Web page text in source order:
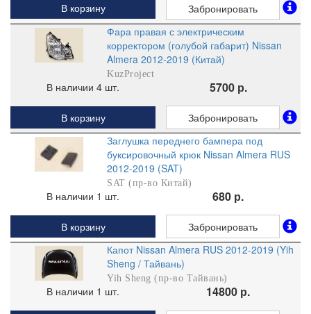
В корзину
Забронировать
Фара правая с электрическим
корректором (голубой габарит) Nissan
Almera 2012-2019 (Китай)
KuzProject
В наличии 4 шт. 5700 р.
В корзину
Забронировать
Заглушка переднего бампера под
буксировочный крюк Nissan Almera RUS
2012-2019 (SAT)
SAT (пр-во Китай)
В наличии 1 шт. 680 р.
В корзину
Забронировать
Капот Nissan Almera RUS 2012-2019 (Yih
Sheng / Тайвань)
Yih Sheng (пр-во Тайвань)
В наличии 1 шт. 14800 р.